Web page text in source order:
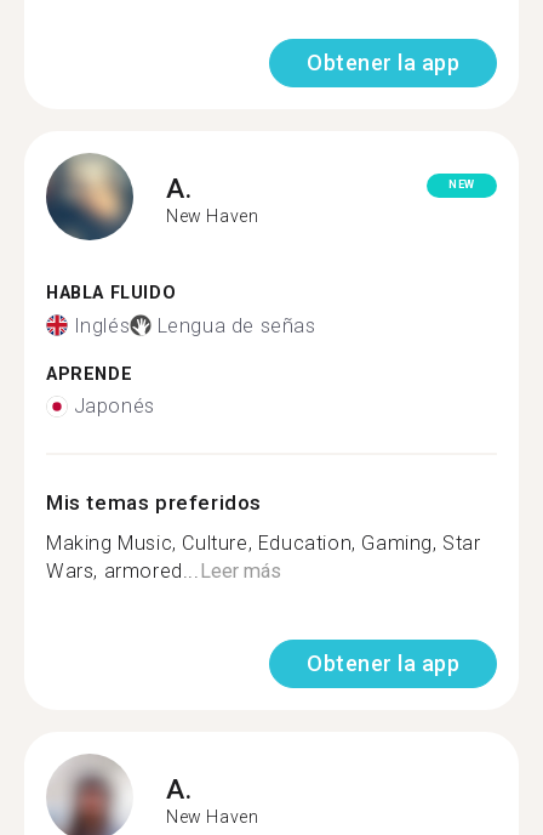
Obtener la app
A.
New Haven
NEW
HABLA FLUIDO
Inglés Lengua de señas
APRENDE
Japonés
Mis temas preferidos
Making Music, Culture, Education, Gaming, Star
Wars, armored...Leer más
Obtener la app
A.
New Haven